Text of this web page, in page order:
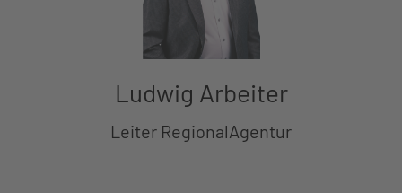
Ludwig Arbeiter
Leiter RegionalAgentur